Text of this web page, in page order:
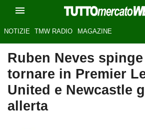
NOTIZIE TMW RADIO MAGAZINE
Ruben Neves
tornare in Premier
United e Newcastle
allerta